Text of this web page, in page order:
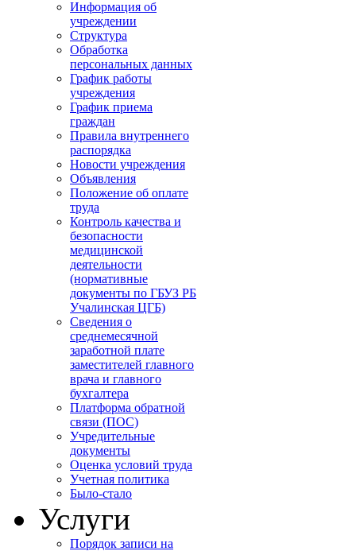
Информация об
учреждении
Структура
Обработка
персональных данных
График работы
учреждения
График приема
граждан
Правила внутреннего
распорядка
Новости учреждения
Объявления
Положение об оплате
труда
Контроль качества и
безопасности
медицинской
деятельности
(нормативные
документы по ГБУЗ РБ
Учалинская ЦГБ)
Сведения о
среднемесячной
заработной плате
заместителей главного
врача и главного
бухгалтера
Платформа обратной
связи (ПОС)
Учредительные
документы
Оценка условий труда
Учетная политика
Было-стало
Услуги
Порядок записи на